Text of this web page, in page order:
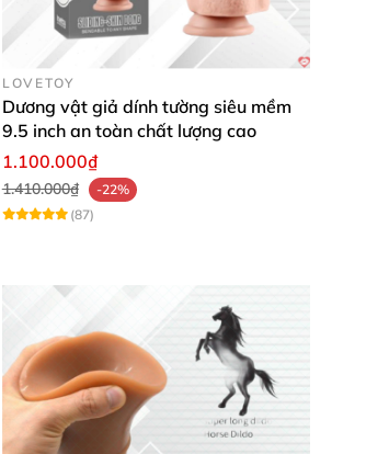
LOVETOY
Dương vật giả dính tường siêu mềm
9.5 inch an toàn chất lượng cao
1.100.000₫
1.410.000₫
-22%
(87)